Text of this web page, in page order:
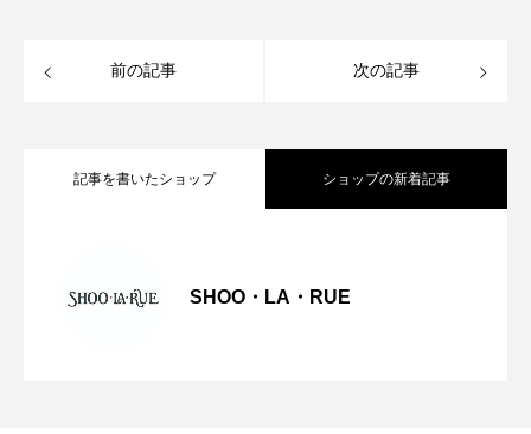
前の記事 次の記事
記事を書いたショップ ショップの新着記事
SHOO・LA・RUE